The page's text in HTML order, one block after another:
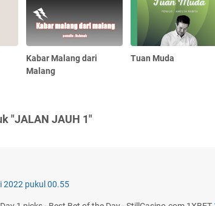
Kabar Malang dari
Malang
Tuan Muda
"JALAN JAUH 1"
2022 pukul 00.55